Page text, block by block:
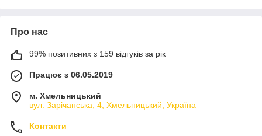
Про нас
99% позитивних з 159 відгуків за рік
Працює з 06.05.2019
м. Хмельницький
вул. Зарічанська, 4, Хмельницький, Україна
Контакти